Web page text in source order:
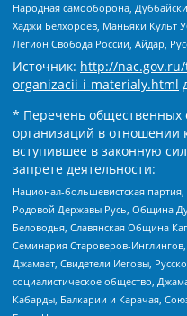
Народная самооборона,
Хаджи Белхороев, Маньяки Культ
Легион Свобода России, Айдар,
Источник: http://
organizacii-i-materialy.html
* Перечень общественных
организаций в отношении
вступившее в законную
запрете деятельности:
Национал-большевистская
Родовой Державы Русь, Община
Беловодья, Славянская Община
Семинария Староверов-
Джамаат, Свидетели Иеговы,
социалистическое общество,
Кабарды, Балкарии и Карачая,